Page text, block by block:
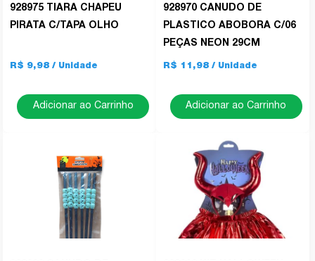
928975 TIARA CHAPEU
PIRATA C/TAPA OLHO
R$ 9,98
Adicionar ao Carrinho
928970 CANUDO DE
PLASTICO ABOBORA C/06
PEÇAS NEON 29CM
R$ 11,98
Adicionar ao Carrinho